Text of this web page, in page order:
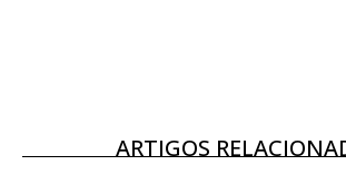
16€
ARTIGOS